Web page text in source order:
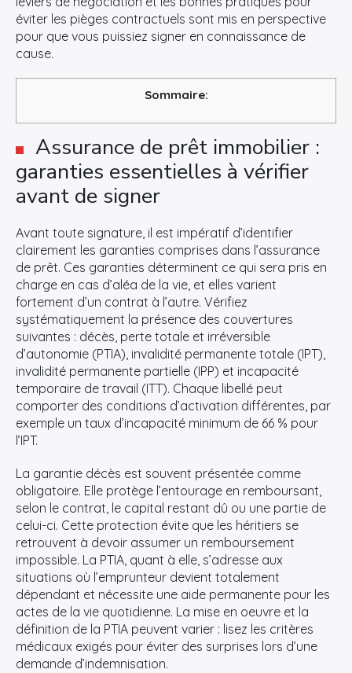
éviter les pièges contractuels sont mis en perspective
pour que vous puissiez signer en connaissance de
cause.
Sommaire:
Assurance de prêt immobilier :
garanties essentielles à vérifier
avant de signer
Avant toute signature, il est impératif d’identifier
clairement les garanties comprises dans l’assurance
de prêt. Ces garanties déterminent ce qui sera pris en
charge en cas d’aléa de la vie, et elles varient
fortement d’un contrat à l’autre. Vérifiez
systématiquement la présence des couvertures
suivantes : décès, perte totale et irréversible
d’autonomie (PTIA), invalidité permanente totale (IPT),
invalidité permanente partielle (IPP) et incapacité
temporaire de travail (ITT). Chaque libellé peut
comporter des conditions d’activation différentes, par
exemple un taux d’incapacité minimum de 66 % pour
l’IPT.
La garantie décès est souvent présentée comme
obligatoire. Elle protège l’entourage en remboursant,
selon le contrat, le capital restant dû ou une partie de
celui-ci. Cette protection évite que les héritiers se
retrouvent à devoir assumer un remboursement
impossible. La PTIA, quant à elle, s’adresse aux
situations où l’emprunteur devient totalement
dépendant et nécessite une aide permanente pour les
actes de la vie quotidienne. La mise en oeuvre et la
définition de la PTIA peuvent varier : lisez les critères
médicaux exigés pour éviter des surprises lors d’une
demande d’indemnisation.